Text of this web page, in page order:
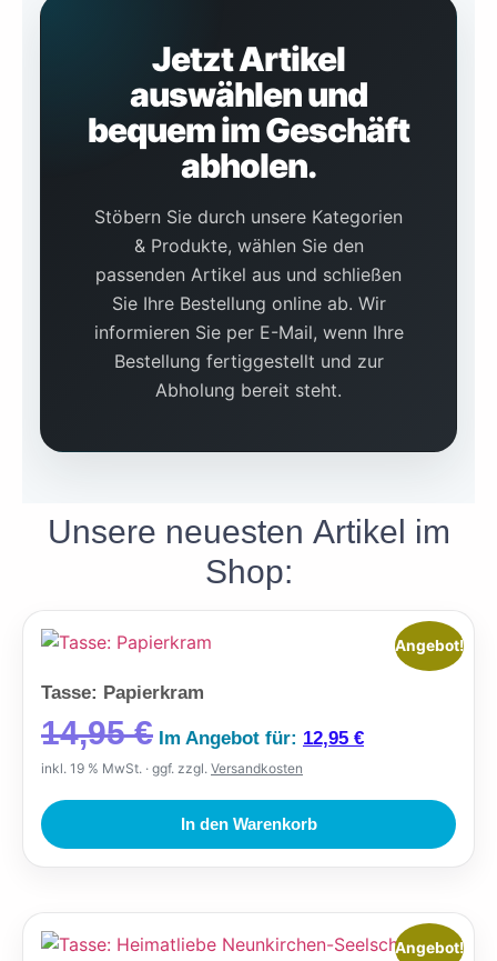
Jetzt Artikel
auswählen und
bequem im Geschäft
abholen.
Stöbern Sie durch unsere Kategorien
& Produkte, wählen Sie den
passenden Artikel aus und schließen
Sie Ihre Bestellung online ab. Wir
informieren Sie per E-Mail, wenn Ihre
Bestellung fertiggestellt und zur
Abholung bereit steht.
Unsere neuesten Artikel im
Shop:
Angebot!
Tasse: Papierkram
14,95€ Im Angebot für: 12,95 €
inkl. 19 % MwSt. ggf. zzgl. Versandkosten
In den Warenkorb
Angebot!